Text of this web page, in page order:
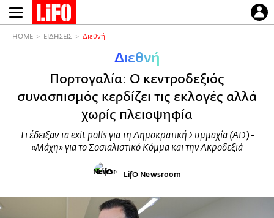
Παράκαμψη
προς
HOME ΕΙΔΗΣΕΙΣ Διεθνή
Διεθνή
Πορτογαλία: Ο κεντροδεξιός
συνασπισμός κερδίζει τις εκλογές αλλά
χωρίς πλειοψηφία
Τι έδειξαν τα exit polls για τη Δημοκρατική Συμμαχία (AD) -
«Μάχη» για το Σοσιαλιστικό Κόμμα και την Ακροδεξιά
LifO Newsroom